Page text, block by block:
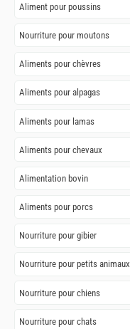
Aliment pour poussins
Nourriture pour moutons
Aliments pour chèvres
Aliments pour alpagas
Aliments pour lamas
Aliments pour chevaux
Alimentation bovin
Aliments pour porcs
Nourriture pour gibier
Nourriture pour petits animaux
Nourriture pour chiens
Nourriture pour chats